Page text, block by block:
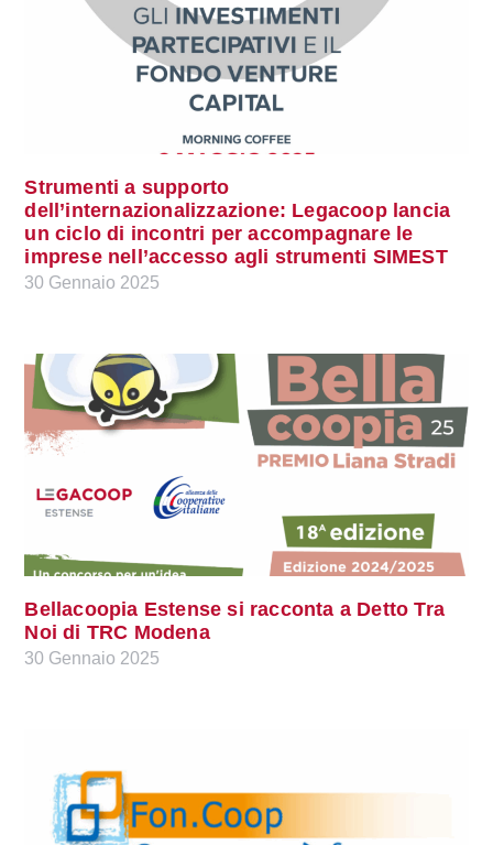
Strumenti a supporto
dell’internazionalizzazione: Legacoop lancia
un ciclo di incontri per accompagnare le
imprese nell’accesso agli strumenti SIMEST
30 Gennaio 2025
Bellacoopia Estense si racconta a Detto Tra
Noi di TRC Modena
30 Gennaio 2025